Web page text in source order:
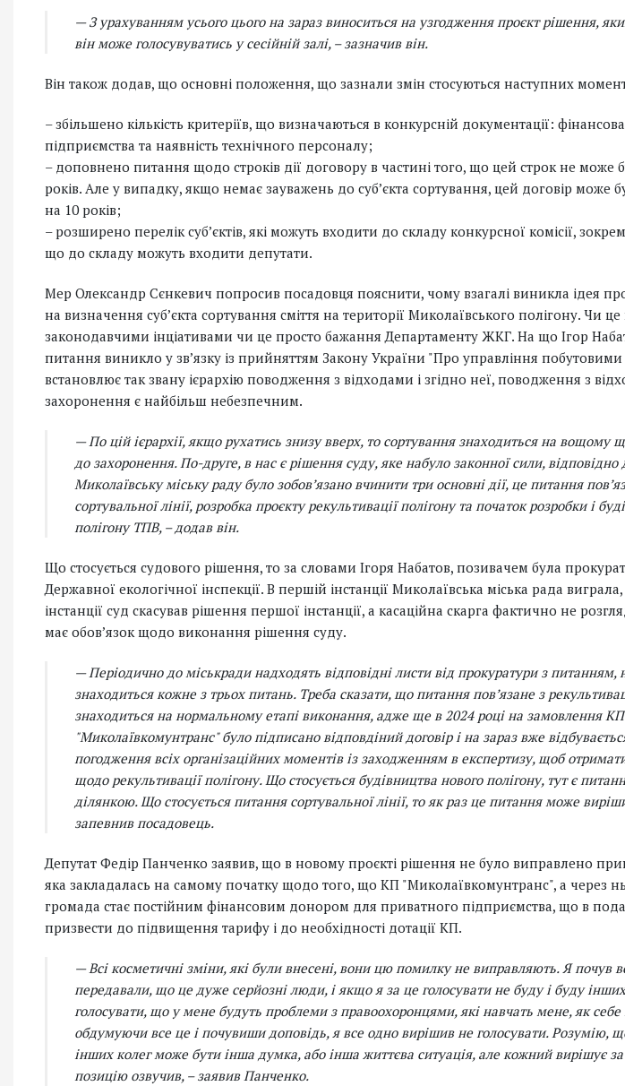
— З урахуванням усього цього на зараз виноситься на узгодження проєкт рішення,
він може голосувуватись у сесійній залі, – зазначив він.
Він також додав, що основні положення, що зазнали змін стосуються наступних
– збільшено кількість критеріїв, що визначаються в конкурсній документації:
підприємства та наявність технічного персоналу;
– доповнено питання щодо строків дії договору в частині того, що цей строк не може
років. Але у випадку, якщо немає зауважень до субʼєкта сортування, цей договір може
на 10 років;
– розширено перелік субʼєктів, які можуть входити до складу конкурсної комісії,
що до складу можуть входити депутати.
Мер Олександр Сєнкевич попросив посадовця пояснити, чому взагалі виникла ідея
на визначення субʼєкта сортування сміття на території Миколаївського полігону. Чи
законодавчими інціативами чи це просто бажання Департаменту ЖКГ. На що Ігор
питання виникло у звʼязку із прийняттям Закону України "Про управління побутовими
встановлює так звану ієрархію поводження з відходами і згідно неї, поводження з
захоронення є найбільш небезпечним.
— По цій ієрархії, якщо рухатись знизу вверх, то сортування знаходиться на вощому
до захоронення. По-друге, в нас є рішення суду, яке набуло законної сили, відповідно
Миколаївську міську раду було зобовʼязано вчинити три основні дії, це питання
сортувальної лінії, розробка проєкту рекультивації полігону та початок розробки і
полігону ТПВ, – додав він.
Що стосується судового рішення, то за словами Ігоря Набатов, позивачем була
Державної екологічної інспекції. В першій інстанції Миколаївська міська рада
інстанції суд скасував рішення першої інстанції, а касаційна скарга фактично не
має обовʼязок щодо виконання рішення суду.
— Періодично до міськради надходять відповідні листи від прокуратури з питанням,
знаходиться кожне з трьох питань. Треба сказати, що питання повʼязане з
знаходиться на нормальному етапі виконання, адже ще в 2024 році на замовлення КП
"Миколаївкомунтранс" було підписано відповдіний договір і на зараз вже
погодження всіх організаційних моментів із заходженням в експертизу, щоб
щодо рекультивації полігону. Що стосується будівництва нового полігону, тут є
ділянкою. Що стосується питання сортувальної лінії, то як раз це питання може
запевнив посадовець.
Депутат Федір Панченко заявив, що в новому проєкті рішення не було виправлено
яка закладалась на самому початку щодо того, що КП "Миколаївкомунтранс", а через
громада стає постійним фінансовим донором для приватного підприємства, що в
призвести до підвищення тарифу і до необхідності дотації КП.
— Всі косметичні зміни, які були внесені, вони цю помилку не виправляють. Я почув
передавали, що це дуже серйозні люди, і якщо я за це голосувати не буду і буду
голосувати, що у мене будуть проблеми з правоохоронцями, які навчать мене, як
обдумуючи все це і почувиши доповідь, я все одно вирішив не голосувати. Розумію,
інших колег може бути інша думка, або інша життєва ситуація, але кожний вирішує
позицію озвучив, – заявив Панченко.